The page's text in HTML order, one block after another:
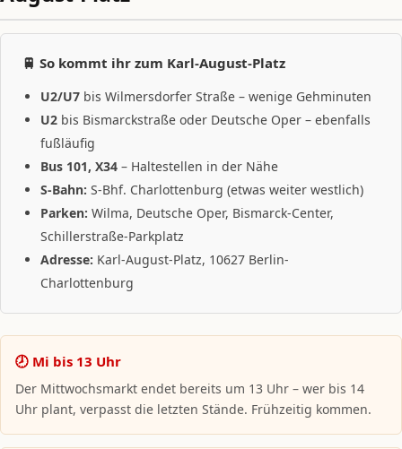
🚆 So kommt ihr zum Karl-August-Platz
U2/U7 bis Wilmersdorfer Straße – wenige Gehminuten
U2 bis Bismarckstraße oder Deutsche Oper – ebenfalls
fußläufig
Bus 101, X34 – Haltestellen in der Nähe
S-Bahn: S-Bhf. Charlottenburg (etwas weiter westlich)
Parken: Wilma, Deutsche Oper, Bismarck-Center,
Schillerstraße-Parkplatz
Adresse: Karl-August-Platz, 10627 Berlin-
Charlottenburg
🕗 Mi bis 13 Uhr
Der Mittwochsmarkt endet bereits um 13 Uhr – wer bis 14
Uhr plant, verpasst die letzten Stände. Frühzeitig kommen.